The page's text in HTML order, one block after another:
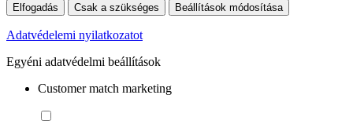
Elfogadás Csak a szükséges Beállítások módosítása
Adatvédelemi nyilatkozatot
Egyéni adatvédelmi beállítások
Customer match marketing